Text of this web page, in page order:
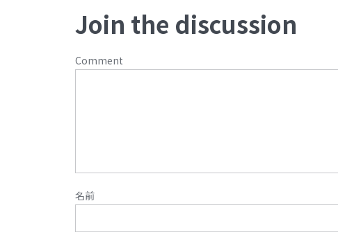
Join the discussion
Comment
名前